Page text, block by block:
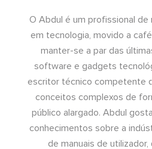
O Abdul é um profissional
em tecnologia, movido a
manter-se a par das
software e gadgets
escritor técnico competente
conceitos complexos de
público alargado. Abdul
conhecimentos sobre a
de manuais de